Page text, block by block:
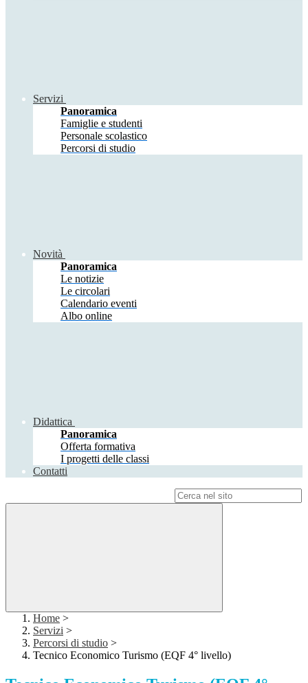
Servizi
Panoramica
Famiglie e studenti
Personale scolastico
Percorsi di studio
Novità
Panoramica
Le notizie
Le circolari
Calendario eventi
Albo online
Didattica
Panoramica
Offerta formativa
I progetti delle classi
Contatti
Home >
Servizi >
Percorsi di studio >
Tecnico Economico Turismo (EQF 4° livello)